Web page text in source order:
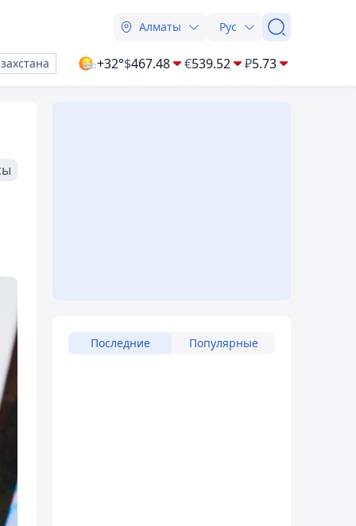
Алматы Рус
+32°$467.48 €539.52 ₽5.73
Последние Популярные